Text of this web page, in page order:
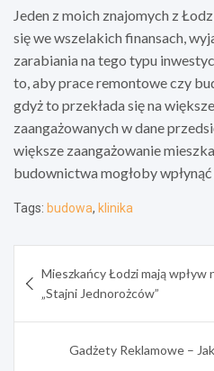
Jeden z moich znajomych z
się we wszelakich finansach,
zarabiania na tego typu
to, aby prace remontowe czy
gdyż to przekłada się na
zaangażowanych w dane
większe zaangażowanie
budownictwa mogłoby
Tags: budowa, klinika
wpisu
Mieszkańcy Łodzi mają wpływ
„Stajni Jednorożców”
Gadżety Reklamowe –